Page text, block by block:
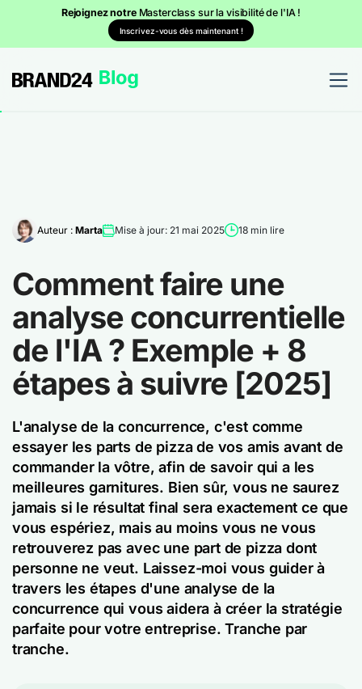
Rejoignez notre Masterclass sur la visibilité de l'IA !
Inscrivez-vous dès maintenant !
Auteur : Marta Mise à jour: 21 mai 2025 18 min lire
Comment faire une
analyse concurrentielle
de l'IA ? Exemple + 8
étapes à suivre [2025]
L'analyse de la concurrence, c'est comme
essayer les parts de pizza de vos amis avant de
commander la vôtre, afin de savoir qui a les
meilleures garnitures. Bien sûr, vous ne saurez
jamais si le résultat final sera exactement ce que
vous espériez, mais au moins vous ne vous
retrouverez pas avec une part de pizza dont
personne ne veut. Laissez-moi vous guider à
travers les étapes d'une analyse de la
concurrence qui vous aidera à créer la stratégie
parfaite pour votre entreprise. Tranche par
tranche.